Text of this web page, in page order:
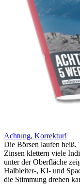
Achtung, Korrektur!
Die Börsen laufen heiß.
Zinsen klettern viele
unter der Oberfläche
Halbleiter-, KI- und
die Stimmung drehen